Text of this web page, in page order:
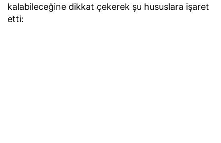
kalabileceğine dikkat çekerek şu hususlara işaret
etti: